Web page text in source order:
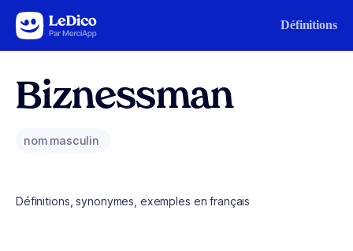
Aller au contenu Définitions
Biznessman
nom masculin
Définitions, synonymes, exemples en français